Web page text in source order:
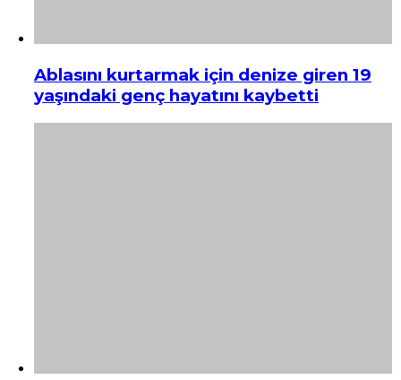
Ablasını kurtarmak için denize giren 19
yaşındaki genç hayatını kaybetti